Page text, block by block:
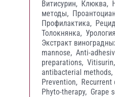
Витисурин, Клюква,
методы,
Профилактика,
Толокнянка,
Экстракт
mannose, Anti-
preparations, Vitisurin,
antibacterial methods,
Prevention, Recurrent
Phyto-therapy, Grape